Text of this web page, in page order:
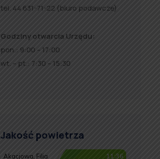
tel. 44 631-71-22 (biuro podawcze)
Godziny otwarcia Urzędu:
pon.: 9:00 – 17:00
wt. – pt.: 7:30 – 15:30
Jakość powietrza